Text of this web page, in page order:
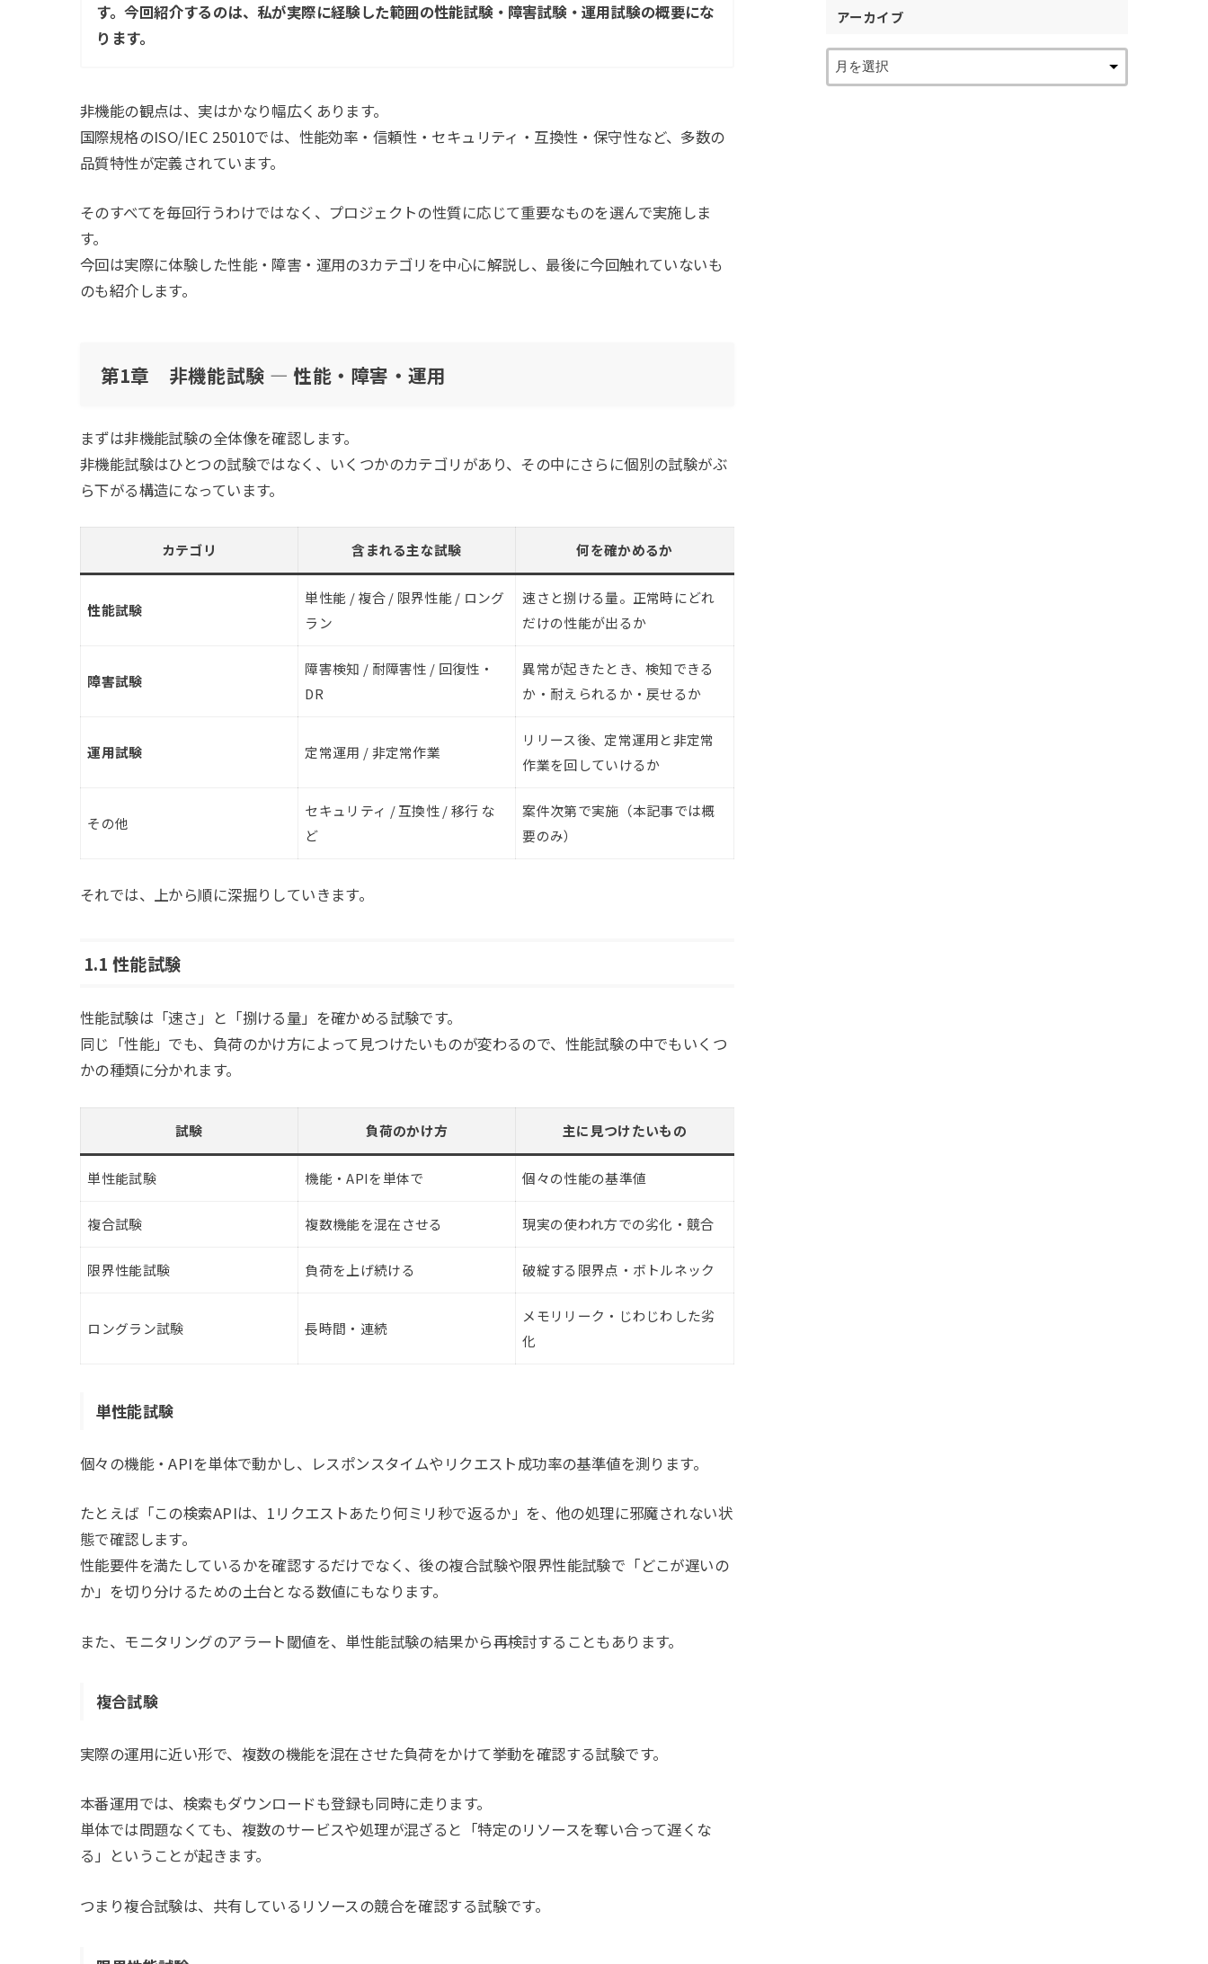
す。今回紹介するのは、私が実際に経験した範囲の性能試験・障害試験・運用試験の概要にな
ります。
非機能の観点は、実はかなり幅広くあります。
国際規格のISO/IEC 25010では、性能効率・信頼性・セキュリティ・互換性・保守性など、多数の
品質特性が定義されています。
そのすべてを毎回行うわけではなく、プロジェクトの性質に応じて重要なものを選んで実施しま
す。
今回は実際に体験した性能・障害・運用の3カテゴリを中心に解説し、最後に今回触れていないも
のも紹介します。
第1章 非機能試験 — 性能・障害・運用
まずは非機能試験の全体像を確認します。
非機能試験はひとつの試験ではなく、いくつかのカテゴリがあり、その中にさらに個別の試験がぶ
ら下がる構造になっています。
カテゴリ 含まれる主な試験 何を確かめるか
性能試験
単性能 / 複合 / 限界性能 / ロング
ラン
速さと捌ける量。正常時にどれ
だけの性能が出るか
障害試験
障害検知 / 耐障害性 / 回復性・
DR
異常が起きたとき、検知できる
か・耐えられるか・戻せるか
運用試験 定常運用 / 非定常作業
リリース後、定常運用と非定常
作業を回していけるか
その他
セキュリティ / 互換性 / 移行 な
ど
案件次第で実施（本記事では概
要のみ）
それでは、上から順に深掘りしていきます。
1.1 性能試験
性能試験は「速さ」と「捌ける量」を確かめる試験です。
同じ「性能」でも、負荷のかけ方によって見つけたいものが変わるので、性能試験の中でもいくつ
かの種類に分かれます。
試験 負荷のかけ方 主に見つけたいもの
単性能試験 機能・APIを単体で 個々の性能の基準値
複合試験 複数機能を混在させる 現実の使われ方での劣化・競合
限界性能試験 負荷を上げ続ける 破綻する限界点・ボトルネック
ロングラン試験 長時間・連続
メモリリーク・じわじわした劣
化
単性能試験
個々の機能・APIを単体で動かし、レスポンスタイムやリクエスト成功率の基準値を測ります。
たとえば「この検索APIは、1リクエストあたり何ミリ秒で返るか」を、他の処理に邪魔されない状
態で確認します。
性能要件を満たしているかを確認するだけでなく、後の複合試験や限界性能試験で「どこが遅いの
か」を切り分けるための土台となる数値にもなります。
また、モニタリングのアラート閾値を、単性能試験の結果から再検討することもあります。
複合試験
実際の運用に近い形で、複数の機能を混在させた負荷をかけて挙動を確認する試験です。
本番運用では、検索もダウンロードも登録も同時に走ります。
単体では問題なくても、複数のサービスや処理が混ざると「特定のリソースを奪い合って遅くな
る」ということが起きます。
つまり複合試験は、共有しているリソースの競合を確認する試験です。
アーカイブ